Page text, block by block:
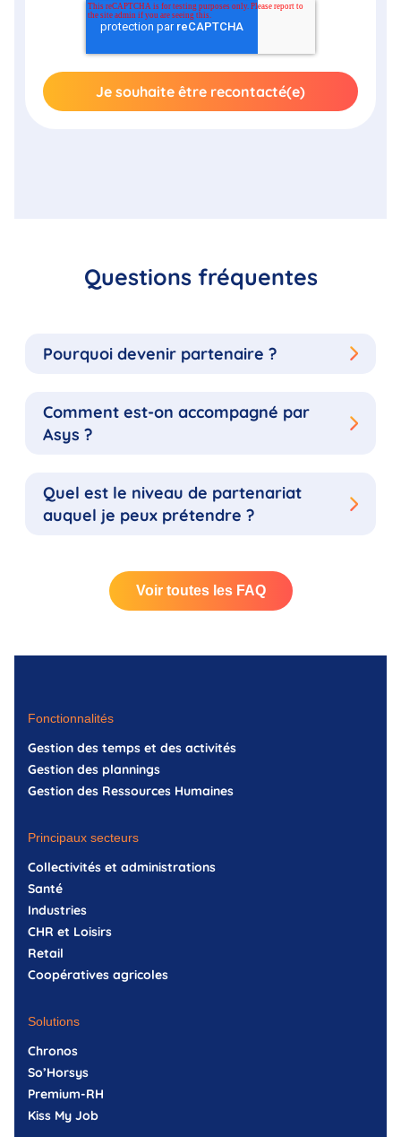
Questions fréquentes
Pourquoi devenir partenaire ?
Comment est-on accompagné par
Asys ?
Quel est le niveau de partenariat
auquel je peux prétendre ?
Voir toutes les FAQ
Fonctionnalités
Gestion des temps et des activités
Gestion des plannings
Gestion des Ressources Humaines
Principaux secteurs
Collectivités et administrations
Santé
Industries
CHR et Loisirs
Retail
Coopératives agricoles
Solutions
Chronos
So’Horsys
Premium-RH
Kiss My Job